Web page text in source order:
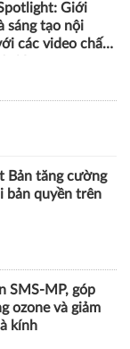
Giới
sáng tạo nội
các video chất
Bản tăng cường
bản quyền trên
SMS-MP, góp
ozone và giảm
kính